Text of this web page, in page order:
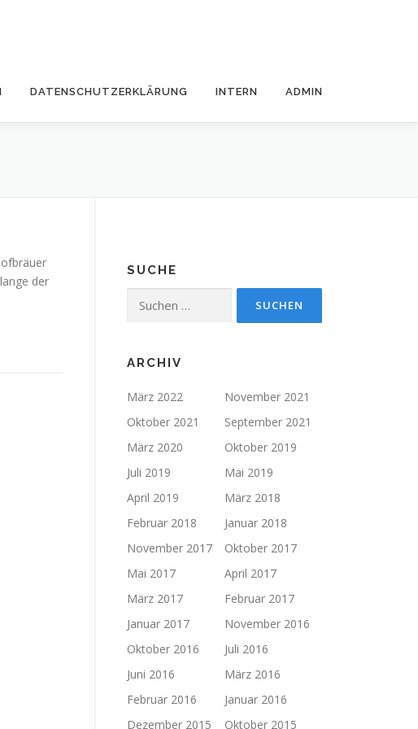
DATENSCHUTZERKLÄRUNG INTERN ADMIN
der
SUCHE
nach:
ARCHIV
März 2022
November 2021
Oktober 2021
September 2021
März 2020
Oktober 2019
Juli 2019
Mai 2019
April 2019
März 2018
Februar 2018
Januar 2018
November 2017
Oktober 2017
Mai 2017
April 2017
März 2017
Februar 2017
Januar 2017
November 2016
Oktober 2016
Juli 2016
Juni 2016
März 2016
Februar 2016
Januar 2016
Dezember 2015
Oktober 2015